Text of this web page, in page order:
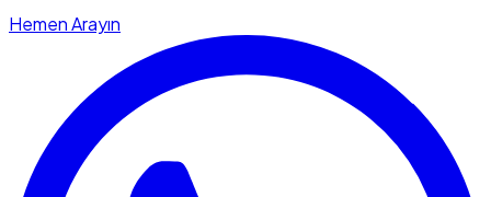
Hemen Arayın